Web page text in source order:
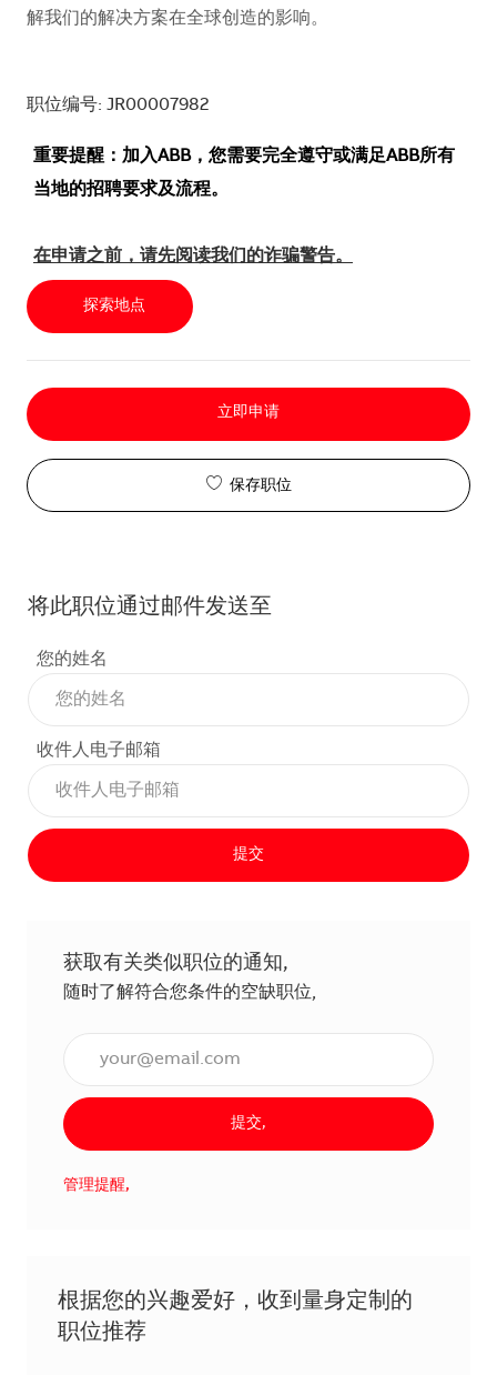
解我们的解决方案在全球创造的影响。
职位编号: JR00007982
重要提醒：加入ABB，您需要完全遵守或满足ABB所有
当地的招聘要求及流程。
在申请之前，请先阅读我们的诈骗警告。
探索地点
立即申请
保存职位
将此职位通过邮件发送至
您的姓名
收件人电子邮箱
提交
获取有关类似职位的通知,
随时了解符合您条件的空缺职位,
提交,
管理提醒,
根据您的兴趣爱好，收到量身定制的
职位推荐